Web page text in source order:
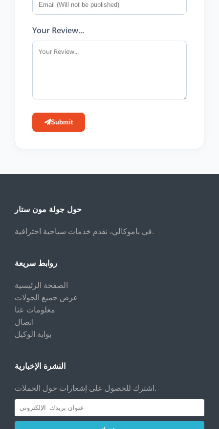
Your Review...
Submit
حول جولة مون ستار
في باموكالي، نقدم خدمات سياحية احترافية.
روابط سريعة
الصفحة الرئيسية
عرض جميع الجولات
معلومات عنا
اتصال
بوابة الوكيل
النشرة الإخبارية
اشترك للحصول على إشعارات حول الحملات.